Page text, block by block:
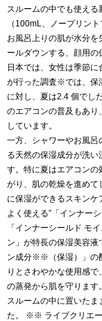
スルームの中でも使える
（100mL、ノープリン
お風呂上りの肌が水分
ールダウンする、顔用の
日本では、女性は季節
が行った調査※では、保
に対し、夏は2.4 個でし
のエアコンの普及もあ
しています。
一方、シャワーやお風
る天然の保湿成分が洗
す。特に夏はエアコン
がり、肌の乾燥を進めて
に保湿ができるスキンケ
よく使える”「インナー
「インナーシールド モ
ン」が特長の保湿美容
ン成分※※（保湿）」の
りとさわやかな使用感
の蒸発から肌を守りま
スルームの中に置いた
た。 ※※ ライブクリエー